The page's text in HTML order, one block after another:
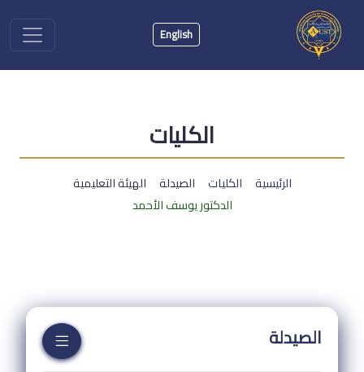
English
الكليات
الرئيسية الكليات الصيدلة
الهيئة التعليمية
الدكتور يوسف الأحمد
الصيدلة